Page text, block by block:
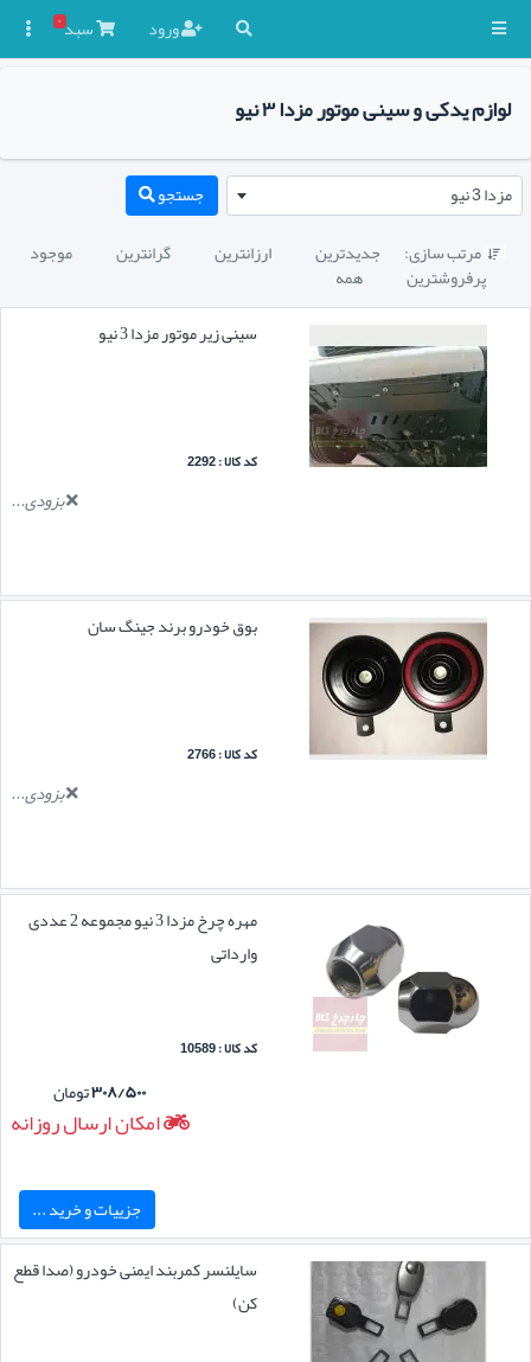
ورود سبد۰
لوازم یدکی و سینی موتور مزدا ۳ نیو
مزدا 3 نیو جستجو
 مرتب سازی: جدیدترین ارزانترین گرانترین موجود
پرفروشترین
همه
سینی زیر موتور مزدا 3 نیو
کد کالا : 2292
بزودی...
بوق خودرو برند جینگ سان
کد کالا : 2766
بزودی...
مهره چرخ مزدا 3 نیو مجموعه 2 عددی
وارداتی
کد کالا : 10589
۳۰۸/۵۰۰تومان
امکان ارسال روزانه
جزییات و خرید ...
سایلنسر کمربند ایمنی خودرو (صدا قطع
کن)